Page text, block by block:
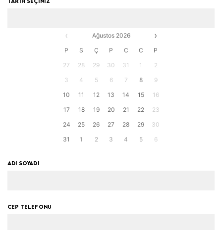
‹ Ağustos 2026 ›
P S Ç P C C
P
27
28 29 30 31 1
2
3
4 5 6 7 8
9
10
11 12 13 14 15
16
17
18 19 20 21 22
23
24
25 26 27 28 29
30
31
1 2 3 4 5 6
ADI SOYADI
CEP TELEFONU